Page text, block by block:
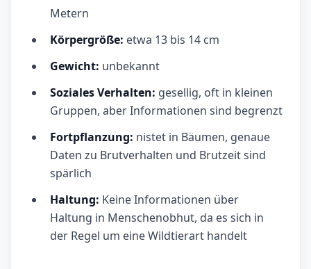
Metern
Körpergröße: etwa 13 bis 14 cm
Gewicht: unbekannt
Soziales Verhalten: gesellig, oft in kleinen
Gruppen, aber Informationen sind begrenzt
Fortpflanzung: nistet in Bäumen, genaue
Daten zu Brutverhalten und Brutzeit sind
spärlich
Haltung: Keine Informationen über
Haltung in Menschenobhut, da es sich in
der Regel um eine Wildtierart handelt